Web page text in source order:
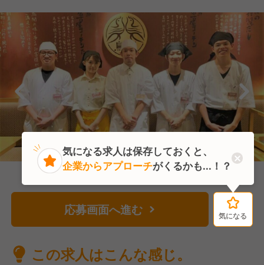
応募画面へ進む 気になる
この求人はこんな感じ。
気になる
気になる求人は保存しておくと、
企業からアプローチがくるかも...！？